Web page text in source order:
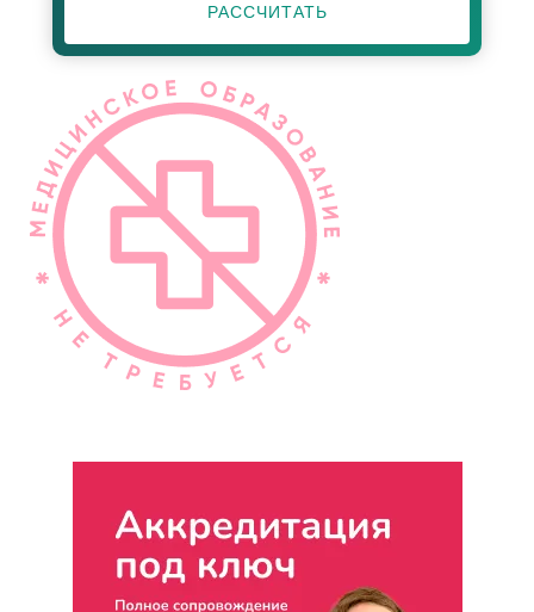
РАССЧИТАТЬ